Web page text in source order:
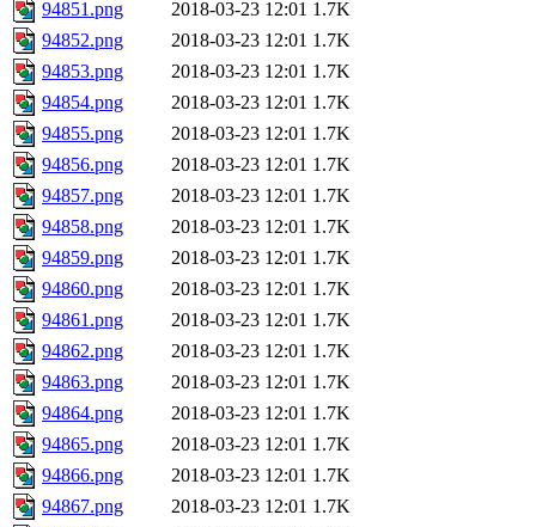
94851.png 2018-03-23 12:01 1.7K
94852.png
2018-03-23 12:01 1.7K
94853.png
2018-03-23 12:01 1.7K
94854.png
2018-03-23 12:01 1.7K
94855.png
2018-03-23 12:01 1.7K
94856.png
2018-03-23 12:01 1.7K
94857.png
2018-03-23 12:01 1.7K
94858.png
2018-03-23 12:01 1.7K
94859.png
2018-03-23 12:01 1.7K
94860.png
2018-03-23 12:01 1.7K
94861.png
2018-03-23 12:01 1.7K
94862.png
2018-03-23 12:01 1.7K
94863.png
2018-03-23 12:01 1.7K
94864.png
2018-03-23 12:01 1.7K
94865.png
2018-03-23 12:01 1.7K
94866.png
2018-03-23 12:01 1.7K
94867.png
2018-03-23 12:01 1.7K